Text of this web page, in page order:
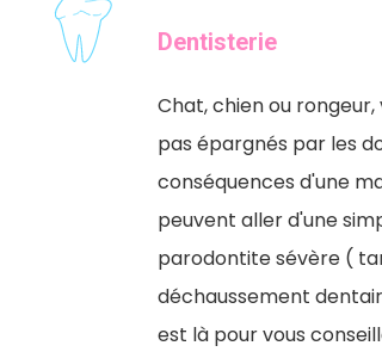
Dentisterie
Chat, chien ou
pas épargnés par les
conséquences d'une
peuvent aller d'une
parodontite sévère (
déchaussement
est là pour vous